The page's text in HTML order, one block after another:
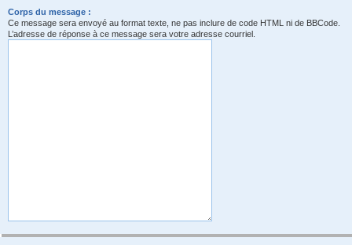
Corps du message :
Ce message sera envoyé au format texte, ne pas inclure de code HTML ni de BBCode.
L’adresse de réponse à ce message sera votre adresse courriel.